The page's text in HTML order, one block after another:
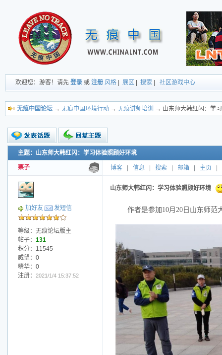
欢迎您：游客！请先 登录 或 注册 风格 展区 搜索 社区游戏中心
无痕中国论坛 → 无痕中国环境行动 → 无痕讲师培训 → 山东师大韩红闪：学
新的主题
投票帖
交易帖
小字报
主题：山东师大韩红闪：学习体验照顾好环境
栗子 博客 信息 搜索 邮箱 主页
加好友 发短信
等级：无痕论坛版主
帖子： 131
积分：11545
威望：0
精华：0
注册： 2021/1/4 15:37:52
山东师大韩红闪：学习体验照顾好环境
作者是参加10月20日山东师范